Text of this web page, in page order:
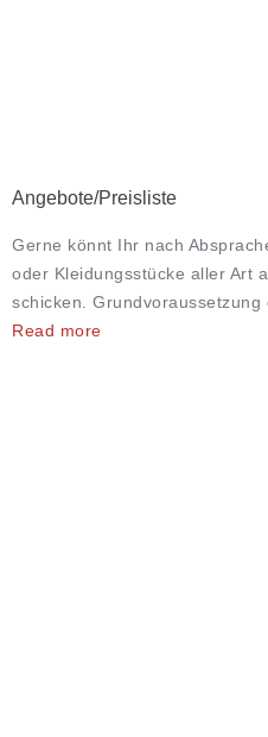
Angebote/Preisliste
Gerne könnt Ihr nach
oder Kleidungsstücke aller Art
schicken.
Read more